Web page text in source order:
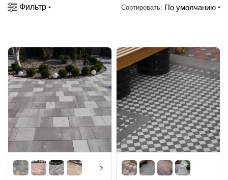
Фильтр Сортировать: По умолчанию